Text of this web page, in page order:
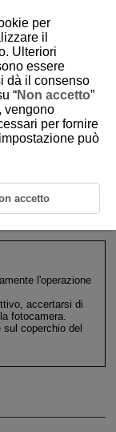
l'operazione
accertarsi di
fotocamera.
sul coperchio del
per
il
Ulteriori
essere
dà il consenso
“Non accetto”
vengono
per fornire
può
accetto